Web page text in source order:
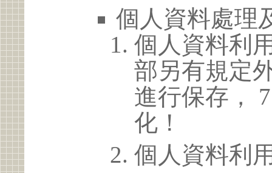
個人資料處理
個人資料利
部另有規定
進行保存，
化！
個人資料利